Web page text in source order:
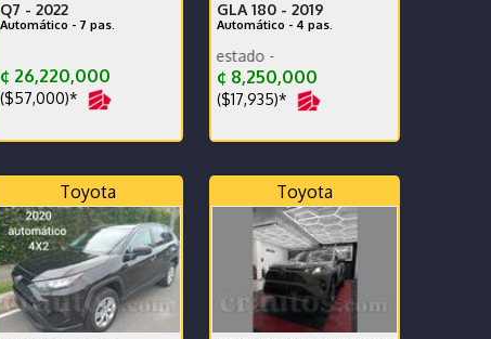
Q7 - 2022
Automático - 7 pas.
¢ 26,220,000
($57,000)*
GLA 180 - 2019
Automático - 4 pas.
¢ 8,250,000
($17,935)*
Toyota Toyota